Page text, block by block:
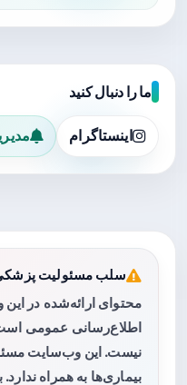
ما را دنبال کنید
اینستاگرام
سلب مسئولیت
محتوای ارائه‌شده در
اطلاع‌رسانی عمومی
نیست. این وب‌سایت
بیماری‌ها به همراه